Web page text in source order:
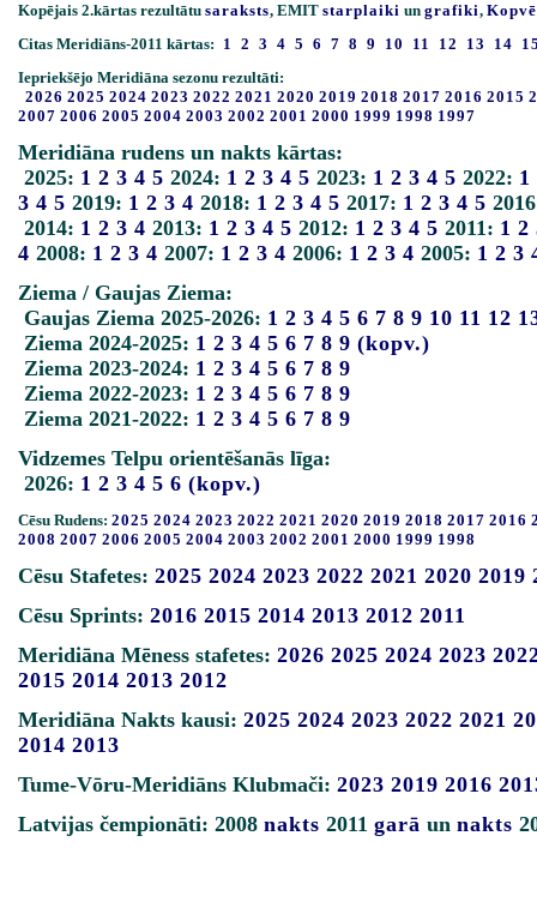
Kopējais 2.kārtas rezultātu saraksts, EMIT starplaiki un grafiki,
Citas Meridiāns-2011 kārtas: 1 2 3 4 5 6 7 8 9 10 11 12 13 14
Iepriekšējo Meridiāna sezonu rezultāti:
2026 2025 2024 2023 2022 2021 2020 2019 2018 2017 2016 2015
2007 2006 2005 2004 2003 2002 2001 2000 1999 1998 1997
Meridiāna rudens un nakts kārtas:
2025: 1 2 3 4 5 2024: 1 2 3 4 5 2023: 1 2 3 4 5 2022: 1
3 4 5 2019: 1 2 3 4 2018: 1 2 3 4 5 2017: 1 2 3 4 5
2014: 1 2 3 4 2013: 1 2 3 4 5 2012: 1 2 3 4 5 2011: 1 2
4 2008: 1 2 3 4 2007: 1 2 3 4 2006: 1 2 3 4 2005: 1 2 3
Ziema / Gaujas Ziema:
Gaujas Ziema 2025-2026: 1 2 3 4 5 6 7 8 9 10 11 12
Ziema 2024-2025: 1 2 3 4 5 6 7 8 9 (kopv.)
Ziema 2023-2024: 1 2 3 4 5 6 7 8 9
Ziema 2022-2023: 1 2 3 4 5 6 7 8 9
Ziema 2021-2022: 1 2 3 4 5 6 7 8 9
Vidzemes Telpu orientēšanās līga:
2026: 1 2 3 4 5 6 (kopv.)
Cēsu Rudens: 2025 2024 2023 2022 2021 2020 2019 2018 2017 2016
2008 2007 2006 2005 2004 2003 2002 2001 2000 1999 1998
Cēsu Stafetes: 2025 2024 2023 2022 2021 2020 2019
Cēsu Sprints: 2016 2015 2014 2013 2012 2011
Meridiāna Mēness stafetes: 2026 2025 2024 2023
2015 2014 2013 2012
Meridiāna Nakts kausi: 2025 2024 2023 2022 2021
2014 2013
Tume-Vōru-Meridiāns Klubmači: 2023 2019 2016
Latvijas čempionāti: 2008 nakts 2011 garā un nakts